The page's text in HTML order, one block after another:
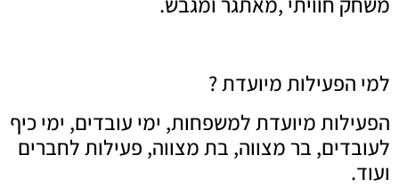
מיועדת ?
מיועדת למשפחות, ימי עובדים, ימי כיף
בר מצווה, בת מצווה, פעילות לחברים